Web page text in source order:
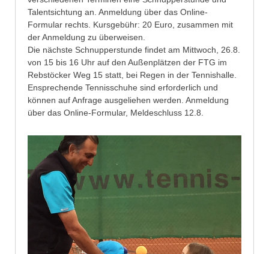
Talentsichtung an. Anmeldung über das Online-
Formular rechts. Kursgebühr: 20 Euro, zusammen mit
der Anmeldung zu überweisen.
Die nächste Schnupperstunde findet am Mittwoch, 26.8.
von 15 bis 16 Uhr auf den Außenplätzen der FTG im
Rebstöcker Weg 15 statt, bei Regen in der Tennishalle.
Ensprechende Tennisschuhe sind erforderlich und
können auf Anfrage ausgeliehen werden. Anmeldung
über das Online-Formular, Meldeschluss 12.8.